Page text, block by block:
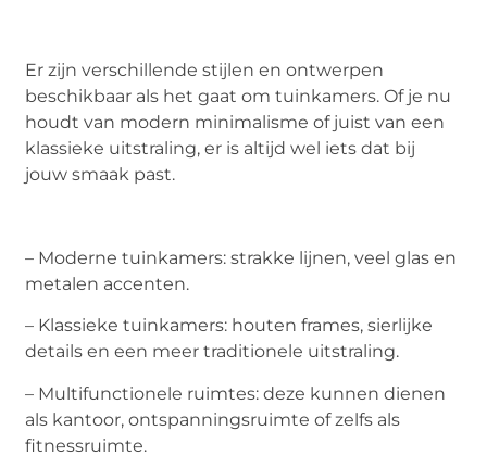
Er zijn verschillende stijlen en ontwerpen
beschikbaar als het gaat om tuinkamers. Of je nu
houdt van modern minimalisme of juist van een
klassieke uitstraling, er is altijd wel iets dat bij
jouw smaak past.
– Moderne tuinkamers: strakke lijnen, veel glas en
metalen accenten.
– Klassieke tuinkamers: houten frames, sierlijke
details en een meer traditionele uitstraling.
– Multifunctionele ruimtes: deze kunnen dienen
als kantoor, ontspanningsruimte of zelfs als
fitnessruimte.